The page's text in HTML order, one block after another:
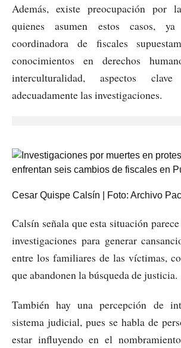
Además, existe preocupación por
quienes asumen estos casos,
coordinadora de fiscales
conocimientos en derechos
interculturalidad, aspectos
adecuadamente las investigaciones.
Cesar Quispe Calsín | Foto: Archivo
Calsín señala que esta situación
investigaciones para generar
entre los familiares de las víctimas,
que abandonen la búsqueda de justicia.
También hay una percepción de
sistema judicial, pues se habla de
estar influyendo en el